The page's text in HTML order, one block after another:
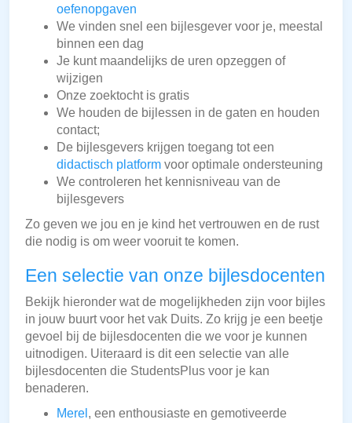
oefenopgaven
We vinden snel een bijlesgever voor je, meestal
binnen een dag
Je kunt maandelijks de uren opzeggen of
wijzigen
Onze zoektocht is gratis
We houden de bijlessen in de gaten en houden
contact;
De bijlesgevers krijgen toegang tot een
didactisch platform voor optimale ondersteuning
We controleren het kennisniveau van de
bijlesgevers
Zo geven we jou en je kind het vertrouwen en de rust
die nodig is om weer vooruit te komen.
Een selectie van onze bijlesdocenten
Bekijk hieronder wat de mogelijkheden zijn voor bijles
in jouw buurt voor het vak Duits. Zo krijg je een beetje
gevoel bij de bijlesdocenten die we voor je kunnen
uitnodigen. Uiteraard is dit een selectie van alle
bijlesdocenten die StudentsPlus voor je kan
benaderen.
Merel , een enthousiaste en gemotiveerde